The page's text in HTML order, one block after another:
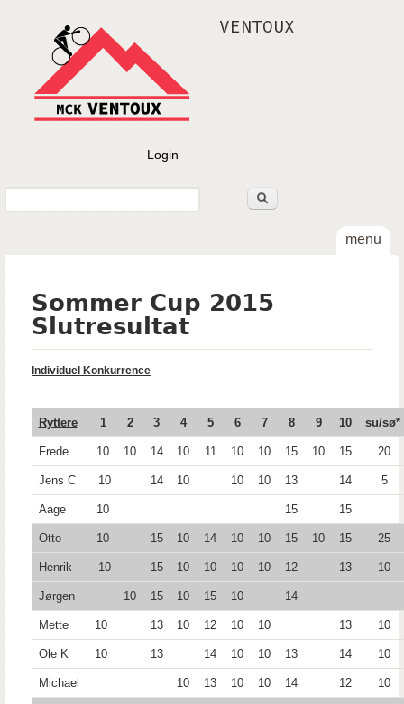
VENTOUX
Login
Søgefelt
menu
Sommer Cup 2015
Slutresultat
Individuel Konkurrence
Ryttere 1 2 3 4 5 6 7 8 9 10 su/sø*
Frede 10 10 14 10 11 10 10 15 10 15 20
Jens C 10 14 10 10 10 13 14 5
Aage 10 15 15
Otto 10 15 10 14 10 10 15 10 15 25
Henrik 10 15 10 10 10 10 12 13 10
Jørgen 10 15 10 15 10 14
Mette 10 13 10 12 10 10 13 10
Ole K 10 13 14 10 10 13 14 10
Michael 10 13 10 10 14 12 10